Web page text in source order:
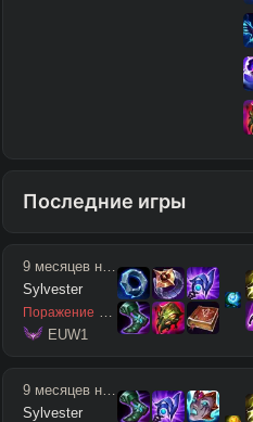
Последние игры
9 месяцев назад
Sylvester
Поражение /4
EUW1
9 месяцев назад
Sylvester